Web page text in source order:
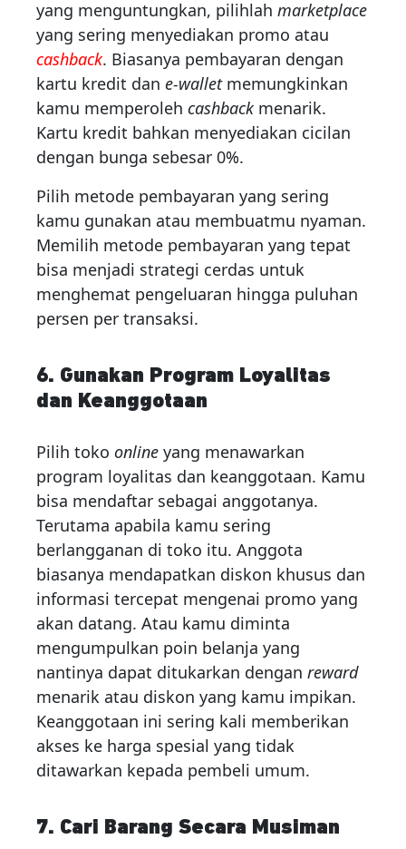
yang menguntungkan, pilihlah marketplace
yang sering menyediakan promo atau
cashback. Biasanya pembayaran dengan
kartu kredit dan e-walletmemungkinkan
kamu memperoleh cashbackmenarik.
Kartu kredit bahkan menyediakan cicilan
dengan bunga sebesar 0%.
Pilih metode pembayaran yang sering
kamu gunakan atau membuatmu nyaman.
Memilih metode pembayaran yang tepat
bisa menjadi strategi cerdas untuk
menghemat pengeluaran hingga puluhan
persen per transaksi.
6. Gunakan Program Loyalitas
dan Keanggotaan
Pilih toko online yang menawarkan
program loyalitas dan keanggotaan. Kamu
bisa mendaftar sebagai anggotanya.
Terutama apabila kamu sering
berlangganan di toko itu. Anggota
biasanya mendapatkan diskon khusus dan
informasi tercepat mengenai promo yang
akan datang. Atau kamu diminta
mengumpulkan poin belanja yang
nantinya dapat ditukarkan dengan reward
menarik atau diskon yang kamu impikan.
Keanggotaan ini sering kali memberikan
akses ke harga spesial yang tidak
ditawarkan kepada pembeli umum.
7. Cari Barang Secara Musiman